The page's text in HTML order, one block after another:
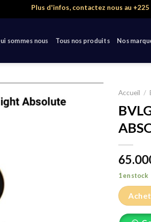
Plus d'infos, contactez nous au +225
sommes nous Tous nos produits Nos
Accueil /
1 en stock